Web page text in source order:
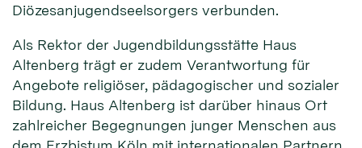
Diözesanjugendseelsorgers verbunden.
Als Rektor der Jugendbildungsstätte Haus
Altenberg trägt er zudem Verantwortung für
Angebote religiöser, pädagogischer und sozialer
Bildung. Haus Altenberg ist darüber hinaus Ort
zahlreicher Begegnungen junger Menschen aus